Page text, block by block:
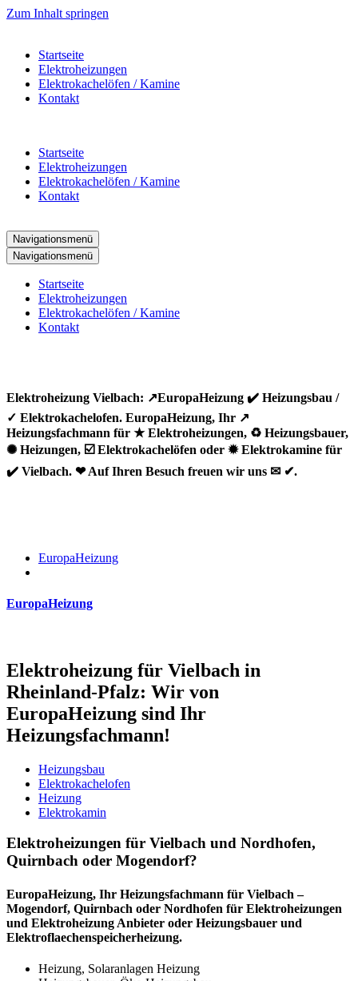
Zum Inhalt springen
Startseite
Elektroheizungen
Elektrokachelöfen / Kamine
Kontakt
Startseite
Elektroheizungen
Elektrokachelöfen / Kamine
Kontakt
Navigationsmenü
Navigationsmenü
Startseite
Elektroheizungen
Elektrokachelöfen / Kamine
Kontakt
Elektroheizung Vielbach: ↗️EuropaHeizung ✔️ Heizungsbau /
✓ Elektrokachelofen. EuropaHeizung, Ihr ↗️
Heizungsfachmann für ★ Elektroheizungen, ♻ Heizungsbauer,
✺ Heizungen, ☑️ Elektrokachelöfen oder ✹ Elektrokamine für
✔️ Vielbach. ❤ Auf Ihren Besuch freuen wir uns ✉ ✔.
EuropaHeizung
EuropaHeizung
Elektroheizung für Vielbach in
Rheinland-Pfalz: Wir von
EuropaHeizung sind Ihr
Heizungsfachmann!
Heizungsbau
Elektrokachelofen
Heizung
Elektrokamin
Elektroheizungen für Vielbach und Nordhofen,
Quirnbach oder Mogendorf?
EuropaHeizung, Ihr Heizungsfachmann für Vielbach –
Mogendorf, Quirnbach oder Nordhofen für Elektroheizungen
und Elektroheizung Anbieter oder Heizungsbauer und
Elektroflaechenspeicherheizung.
Heizung, Solaranlagen Heizung